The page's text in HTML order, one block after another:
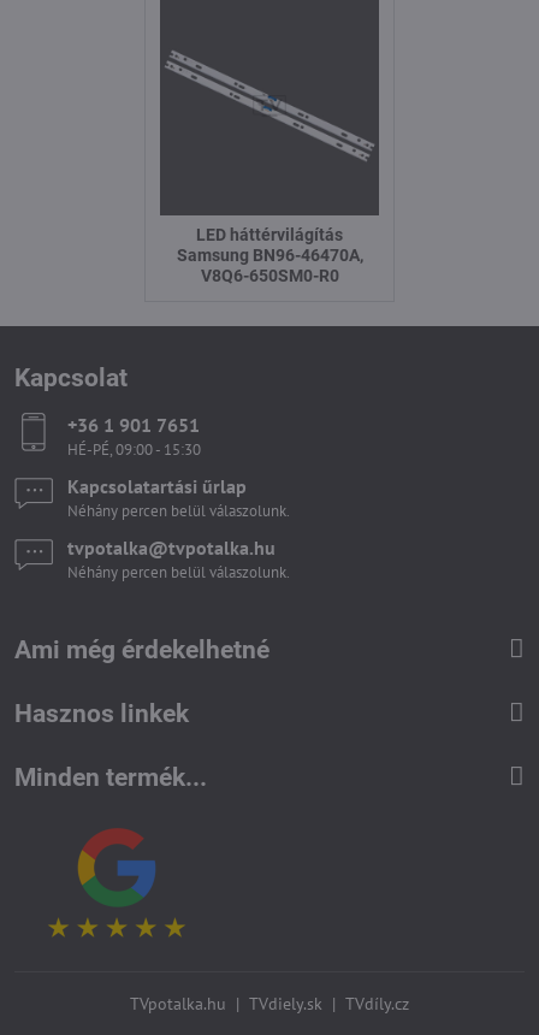
LED háttérvilágítás
Samsung BN96-46470A,
V8Q6-650SM0-R0
Kapcsolat
+36 1 901 7651
HÉ-PÉ, 09:00 - 15:30
Kapcsolatartási űrlap
Néhány percen belül válaszolunk.
tvpotalka​@tvpotalka​.hu
Néhány percen belül válaszolunk.
Ami még érdekelhetné
Hasznos linkek
Minden termék...
TVpotalka.hu | TVdiely.sk | TVdíly.cz